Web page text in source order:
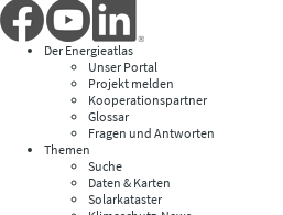
Der Energieatlas
Unser Portal
Projekt melden
Kooperationspartner
Glossar
Fragen und Antworten
Themen
Suche
Daten & Karten
Solarkataster